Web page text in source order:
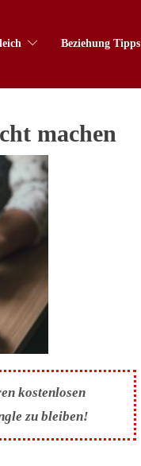
Beziehung Tipps
machen
kostenlosen
zu bleiben!